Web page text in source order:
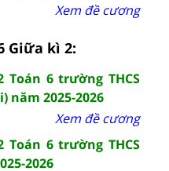
Xem đề cương
Giữa kì 2:
6 trường THCS
năm 2025-2026
Xem đề cương
6 trường THCS
2026